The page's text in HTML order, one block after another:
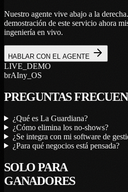
Nuestro agente vive abajo a la
demostración de este servicio ahora
ingeniería en vivo.
HABLAR CON EL AGENTE
LIVE_DEMO
brAIny_OS
PREGUNTAS
¿Qué es La Guardiana?
¿Cómo elimina los no-shows?
¿Se integra con mi software de
¿Para qué negocios está pensada?
SOLO PARA
GANADORES